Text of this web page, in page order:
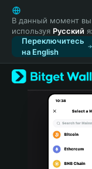
English
日本語
Tiếng Việt
Русский
Español
Türkçe
Italiano
Português (Portugal)
В данный момент вы
используя Русский
Переключитесь
на English